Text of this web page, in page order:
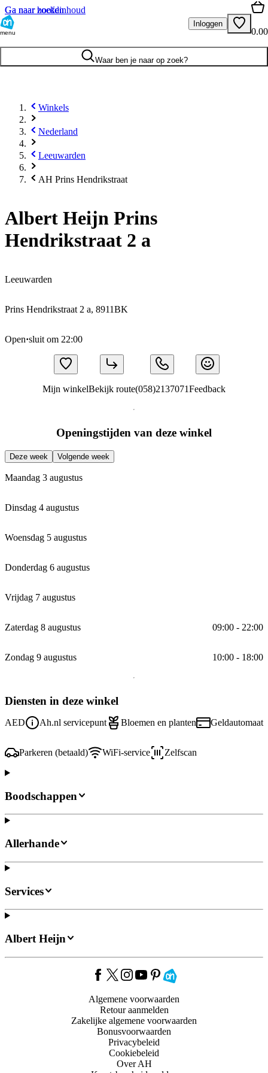
Ga naar hoofdinhoud
Ga naar zoeken
menu
Inloggen
0.00
Waar ben je naar op zoek?
Winkels
Nederland
Leeuwarden
AH Prins Hendrikstraat
Albert Heijn Prins
Hendrikstraat 2 a
Leeuwarden
Prins Hendrikstraat 2 a, 8911BK
Open·sluit om 22:00
Mijn winkelBekijk route(058)2137071Feedback
Openingstijden van deze winkel
Deze week Volgende week
Maandag 3 augustus
Dinsdag 4 augustus
Woensdag 5 augustus
Donderdag 6 augustus
Vrijdag 7 augustus
Zaterdag 8 augustus 09:00 - 22:00
Zondag 9 augustus 10:00 - 18:00
Diensten in deze winkel
AED Ah.nl servicepunt Bloemen en planten Geldautomaat
Parkeren (betaald) WiFi-service Zelfscan
Boodschappen
Allerhande
Services
Albert Heijn
Algemene voorwaarden
Retour aanmelden
Zakelijke algemene voorwaarden
Bonusvoorwaarden
Privacybeleid
Cookiebeleid
Over AH